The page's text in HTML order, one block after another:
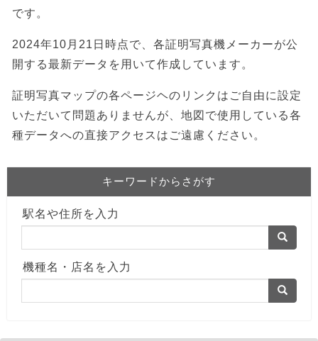
です。
2024年10月21日時点で、各証明写真機メーカーが公
開する最新データを用いて作成しています。
証明写真マップの各ページヘのリンクはご自由に設定
いただいて問題ありませんが、地図で使用している各
種データへの直接アクセスはご遠慮ください。
キーワードからさがす
駅名や住所を入力
機種名・店名を入力